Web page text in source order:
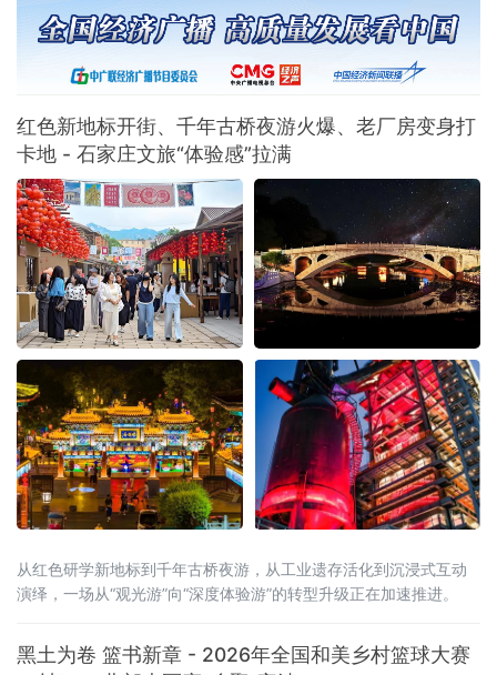
从“打卡式”到“入戏式”的消费变革席卷全国。文旅部启动的全国暑期
文旅消费季，各地落地超3万场特色活动、发放4.5亿元文旅补贴；
国务院近期批复的《扩大消费“十五五”规划》更明确
红色新地标开街、千年古桥夜游火爆、老厂房变身打
卡地 - 石家庄文旅“体验感”拉满
从红色研学新地标到千年古桥夜游，从工业遗存活化到沉浸式互动
演绎，一场从“观光游”向“深度体验游”的转型升级正在加速推进。
黑土为卷 篮书新章 - 2026年全国和美乡村篮球大赛